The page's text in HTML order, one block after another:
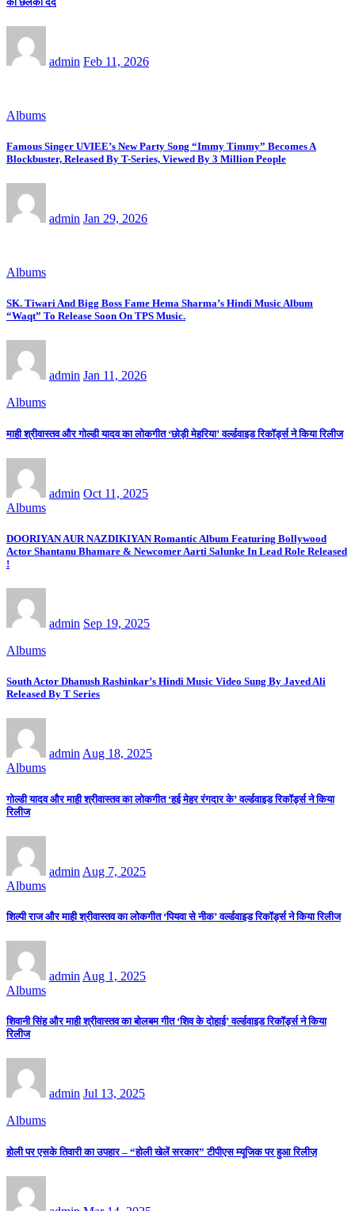
admin Feb 11, 2026
Albums
Famous Singer UVIEE’s New Party Song “Immy Timmy” Becomes A
Blockbuster, Released By T-Series, Viewed By 3 Million People
admin Jan 29, 2026
Albums
SK. Tiwari And Bigg Boss Fame Hema Sharma’s Hindi Music Album
“Waqt” To Release Soon On TPS Music.
admin Jan 11, 2026
Albums
माही श्रीवास्तव और गोल्डी यादव का लोकगीत ‘छोड़ी मेहरिया’ वर्ल्डवाइड रिकॉर्ड्स ने किया रिलीज
admin Oct 11, 2025
Albums
DOORIYAN AUR NAZDIKIYAN Romantic Album Featuring Bollywood
Actor Shantanu Bhamare & Newcomer Aarti Salunke In Lead Role Released
!
admin Sep 19, 2025
Albums
South Actor Dhanush Rashinkar’s Hindi Music Video Sung By Javed Ali
Released By T Series
adminAug 18, 2025
Albums
गोल्डी यादव और माही श्रीवास्तव का लोकगीत ‘हई मेहर रंगदार के’ वर्ल्डवाइड रिकॉर्ड्स ने किया
रिलीज
admin Aug 7, 2025
Albums
शिल्पी राज और माही श्रीवास्तव का लोकगीत ‘पियवा से नीक’ वर्ल्डवाइड रिकॉर्ड्स ने किया रिलीज
admin Aug 1, 2025
Albums
शिवानी सिंह और माही श्रीवास्तव का बोलबम गीत ‘शिव के दोहाई’ वर्ल्डवाइड रिकॉर्ड्स ने किया
रिलीज
admin Jul 13, 2025
Albums
होली पर एसके तिवारी का उपहार – “होली खेलें सरकार” टीपीएस म्यूजिक पर हुआ रिलीज़